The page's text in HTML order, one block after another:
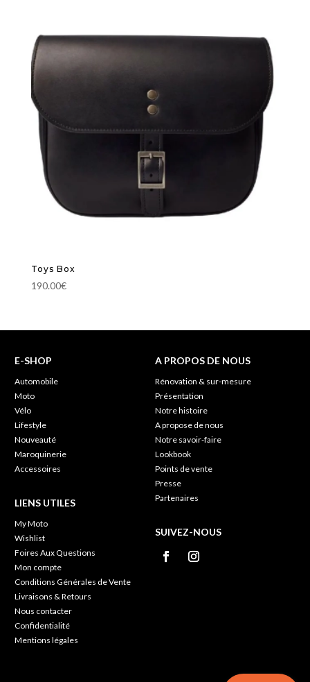
Toys Box
190.00€
E-SHOP
Automobile
Moto
Vélo
Lifestyle
Nouveauté
Maroquinerie
Accessoires
LIENS UTILES
My Moto
Wishlist
Foires Aux Questions
Mon compte
Conditions Générales de Vente
Livraisons & Retours
Nous contacter
Confidentialité
Mentions légales
A PROPOS DE NOUS
Rénovation & sur-mesure
Présentation
Notre histoire
A propose de nous
Notre savoir-faire
Lookbook
Points de vente
Presse
Partenaires
SUIVEZ-NOUS